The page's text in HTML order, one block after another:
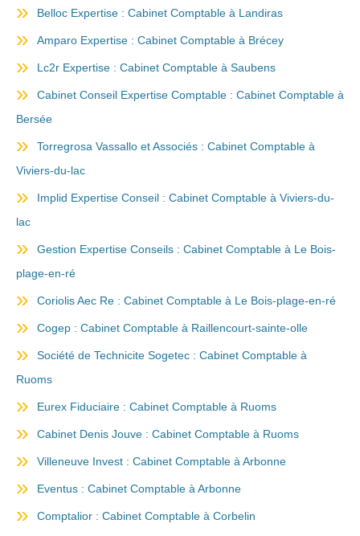
Belloc Expertise : Cabinet Comptable à Landiras
Amparo Expertise : Cabinet Comptable à Brécey
Lc2r Expertise : Cabinet Comptable à Saubens
Cabinet Conseil Expertise Comptable : Cabinet Comptable à
Bersée
Torregrosa Vassallo et Associés : Cabinet Comptable à
Viviers-du-lac
Implid Expertise Conseil : Cabinet Comptable à Viviers-du-
lac
Gestion Expertise Conseils : Cabinet Comptable à Le Bois-
plage-en-ré
Coriolis Aec Re : Cabinet Comptable à Le Bois-plage-en-ré
Cogep : Cabinet Comptable à Raillencourt-sainte-olle
Société de Technicite Sogetec : Cabinet Comptable à
Ruoms
Eurex Fiduciaire : Cabinet Comptable à Ruoms
Cabinet Denis Jouve : Cabinet Comptable à Ruoms
Villeneuve Invest : Cabinet Comptable à Arbonne
Eventus : Cabinet Comptable à Arbonne
Comptalior : Cabinet Comptable à Corbelin